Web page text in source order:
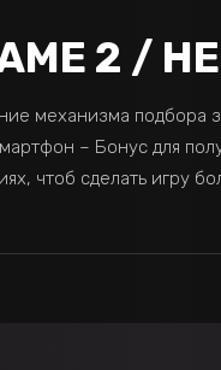
2
механизма
– Бонус для
чтоб сделать игру